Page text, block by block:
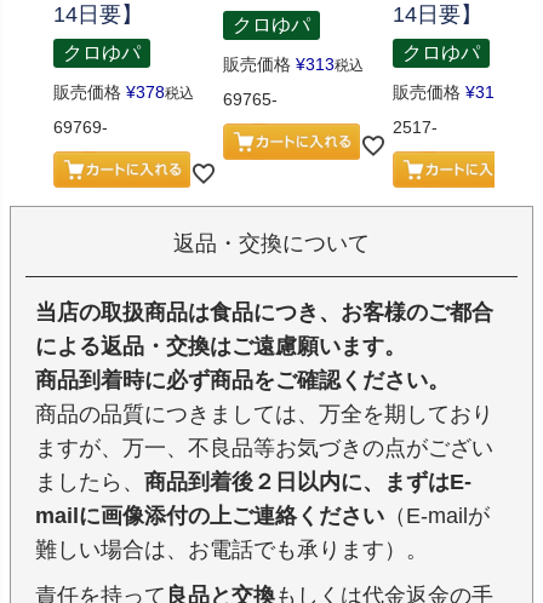
14日要】
クロゆパ
販売価格 ¥378税込
69769-
クロゆパ
販売価格 ¥313税込
69765-
14日要】
クロゆパ
販売価格 ¥313
2517-
返品・交換について
当店の取扱商品は食品につき、お客様のご都合
による返品・交換はご遠慮願います。
商品到着時に必ず商品をご確認ください。
商品の品質につきましては、万全を期しており
ますが、万一、不良品等お気づきの点がござい
ましたら、 商品到着後２日以内に、まずはE-
mailに画像添付の上ご連絡ください （E-mailが
難しい場合は、お電話でも承ります）。
責任を持って 良品と交換もしくは代金返金の手